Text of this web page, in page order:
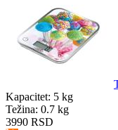
Kapacitet: 5 kg
Težina: 0.7 kg
3990 RSD